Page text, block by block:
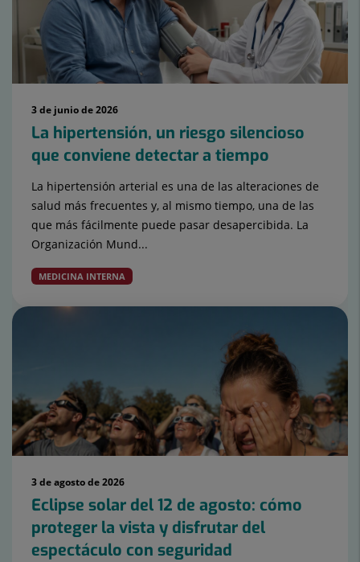
3 de junio de 2026
La hipertensión, un riesgo silencioso
que conviene detectar a tiempo
La hipertensión arterial es una de las alteraciones de
salud más frecuentes y, al mismo tiempo, una de las
que más fácilmente puede pasar desapercibida. La
Organización Mund...
MEDICINA INTERNA
3 de agosto de 2026
Eclipse solar del 12 de agosto: cómo
proteger la vista y disfrutar del
espectáculo con seguridad